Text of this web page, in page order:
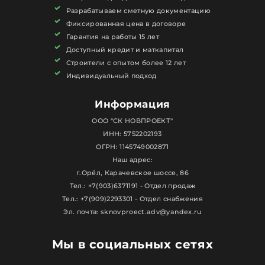
Мы в социальных сетях
Разрабатываем сметную документацию
Фиксированная цена в договоре
Гарантия на работы 15 лет
Доступный кредит и маткапитал
Строители с опытом более 12 лет
Индивидуальный подход
Информация
ООО "СК НОВПРОЕКТ"
ИНН: 5752202193
ОГРН: 1145749002871
Наш адрес:
г.Орёл, Карачевское шоссе, 86
Тел.: +7(903)6371191 - Отдел продаж
Тел.: +7(909)2293301 - Отдел снабжения
Эл. почта: sknovproect.adv@yandex.ru